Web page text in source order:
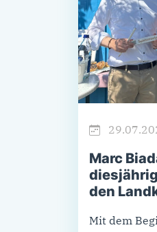
Marc
den
Mit dem